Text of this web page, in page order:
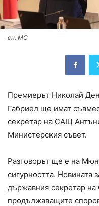
сн. МС
Премиерът Николай
Габриел ще имат
секретар на САЩ
Министерския съвет.
Разговорът ще е на
сигурността. Новината
държавния секретар
продължаващите